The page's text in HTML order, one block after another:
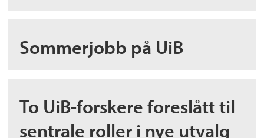
Sommerjobb på UiB
To UiB-forskere foreslått til
sentrale roller i nye utvalg